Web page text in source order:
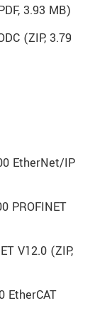
, 3.93 MB)
(ZIP, 3.79
EtherNet/IP
PROFINET
V12.0 (ZIP,
EtherCAT